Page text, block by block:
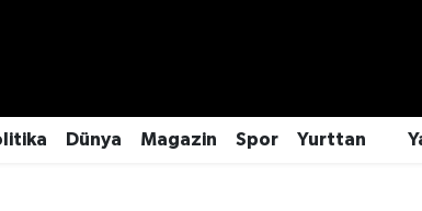
Dünya Magazin Spor Yurttan